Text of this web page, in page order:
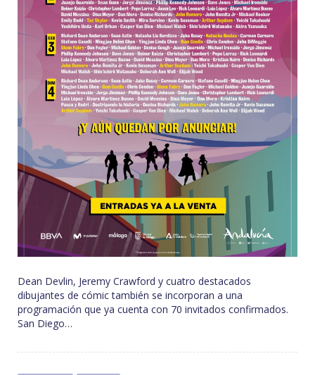
Dean Devlin, Jeremy Crawford y cuatro destacados
dibujantes de cómic también se incorporan a una
programación que ya cuenta con 70 invitados confirmados.
San Diego…